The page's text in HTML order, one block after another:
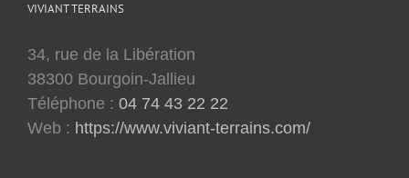
VIVIANT TERRAINS
34, rue de la Libération
38300 Bourgoin-Jallieu
Téléphone : 04 74 43 22 22
Web : https://www.viviant-terrains.com/